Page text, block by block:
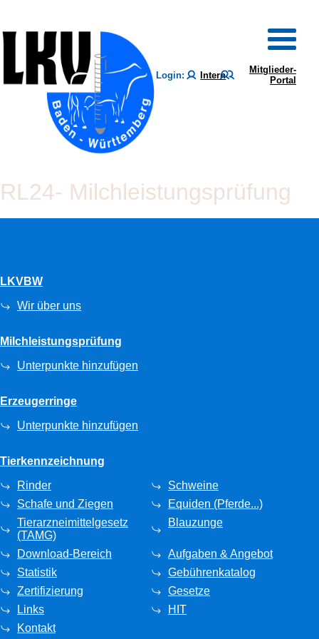
Login: Intern
Mitglieder-
Portal
RL24- Milchleistungsprüfung
LKVBW
Wir über uns
Milchleistungsprüfung
Unterpunkte hinzufügen
Erzeugerringe
Unterpunkte hinzufügen
Tierkennzeichnung
Rinder
Schweine
Schafe und Ziegen
Equiden (Pferde...)
Tierarzneimittelgesetz
(TAMG)
Blauzunge
Download-Bereich
Aufgaben & Angebot
Statistik
Gebührenkatalog
Zertifizierung
Gesetze
Links
HIT
Kontakt